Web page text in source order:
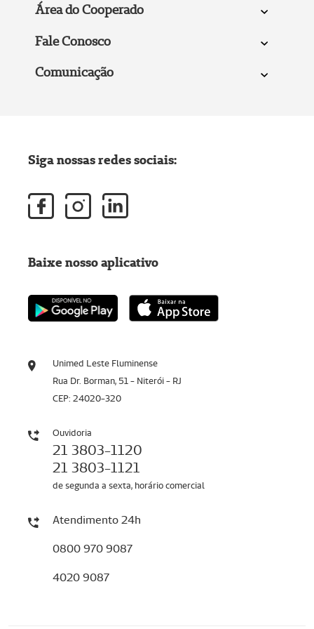
Área do Cooperado
Fale Conosco
Comunicação
Unimed Leste Fluminense
Rua Dr. Borman, 51 - Niterói - RJ
CEP: 24020-320
Ouvidoria
21 3803-1120
21 3803-1121
de segunda a sexta, horário comercial
Atendimento 24h
0800 970 9087
4020 9087
Siga nossas redes sociais:
Baixe nosso aplicativo